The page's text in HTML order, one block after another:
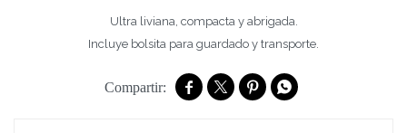
Ultra liviana, compacta y abrigada.
Incluye bolsita para guardado y transporte.
   